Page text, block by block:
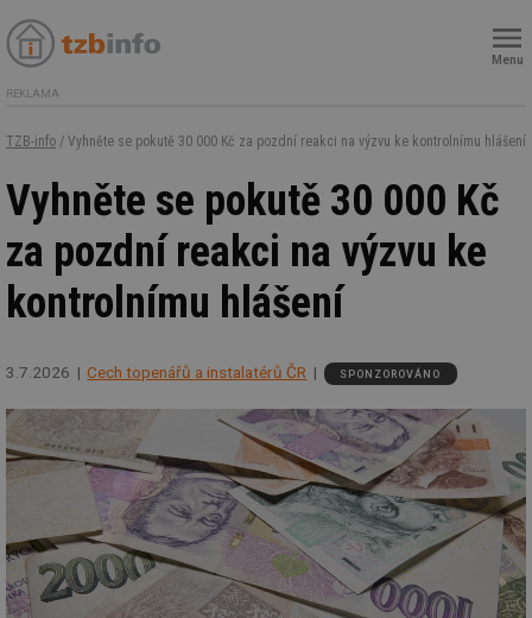
Menu
REKLAMA
TZB-info / Vyhněte se pokutě 30 000 Kč za pozdní reakci na výzvu ke kontrolnímu hlášení
Vyhněte se pokutě 30 000 Kč
za pozdní reakci na výzvu ke
kontrolnímu hlášení
3.7.2026 Cech topenářů a instalatérů ČR SPONZOROVÁNO